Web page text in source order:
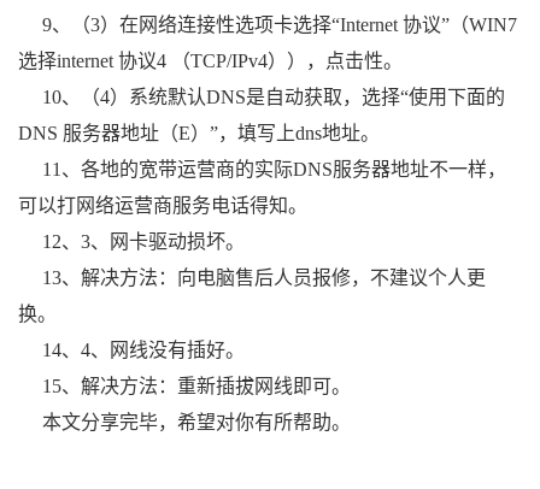
9、（3）在网络连接性选项卡选择“Internet 协议”（WIN7
选择internet 协议4 （TCP/IPv4）），点击性。
10、（4）系统默认DNS是自动获取，选择“使用下面的
DNS 服务器地址（E）”，填写上dns地址。
11、各地的宽带运营商的实际DNS服务器地址不一样，
可以打网络运营商服务电话得知。
12、3、网卡驱动损坏。
13、解决方法：向电脑售后人员报修，不建议个人更
换。
14、4、网线没有插好。
15、解决方法：重新插拔网线即可。
本文分享完毕，希望对你有所帮助。